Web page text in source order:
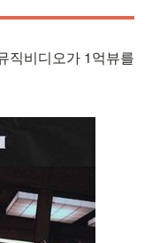
직비디오가 1억뷰를